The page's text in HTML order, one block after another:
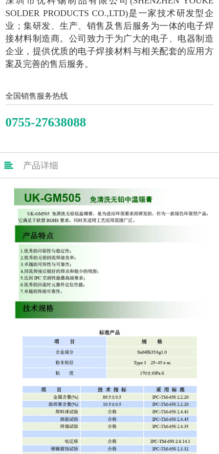
SOLDER PRODUCTS CO.,LTD)是一家技术研发型企
业；集研发、生产、销售及售后服务为一体的电子焊
接材料制造商。公司致力于为广大的电子、电器制造
企业，提供优质的电子焊接材料与相关配套的应用方
案及完善的售后服务。
全国销售服务热线
0755-27638088
 产品详细